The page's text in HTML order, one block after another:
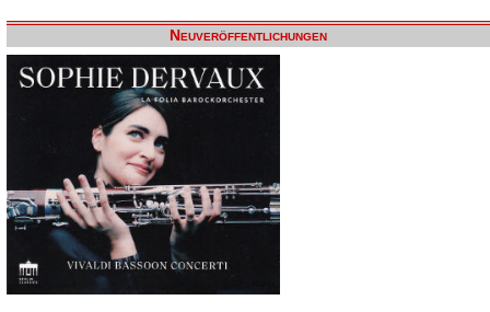
Neuveröffentlichungen